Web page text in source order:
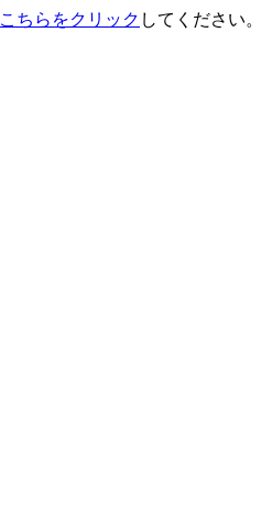
こちらをクリック してください。